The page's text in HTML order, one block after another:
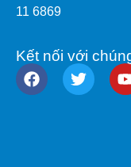
11 6869
Kết nối với